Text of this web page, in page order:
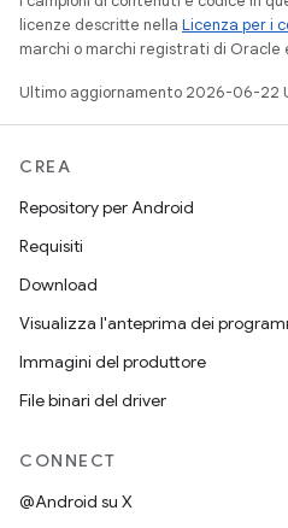
licenze descritte nella Licenza per i
marchi o marchi registrati di Oracle
Ultimo aggiornamento 2026-06-22
CREA
Repository per Android
Requisiti
Download
Visualizza l'anteprima dei
Immagini del produttore
File binari del driver
CONNECT
@Android su X